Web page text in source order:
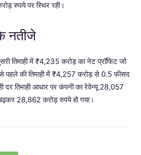
रुपये पर स्थिर रही।
नतीजे
तिमाही में ₹4,235 करोड़ का नेट प्रॉफिट जो
पहले की तिमाही में ₹4,257 करोड़ से 0.5 फीसद
दर तिमाही आधार पर कंपनी का रेवेन्यू 28,057
28,862 करोड़ रुपये हो गया।